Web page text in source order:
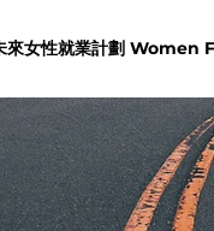
來女性就業計劃